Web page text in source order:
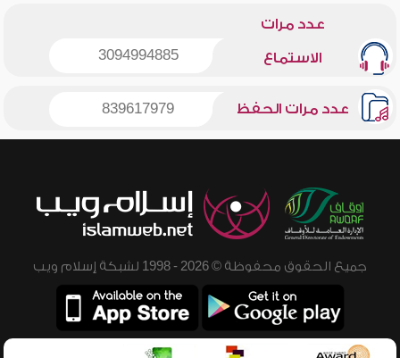
عدد مرات
الاستماع 3094994885
عدد مرات الحفظ 839617979
جميع الحقوق محفوظة © 2026 - 1998 لشبكة إسلام ويب